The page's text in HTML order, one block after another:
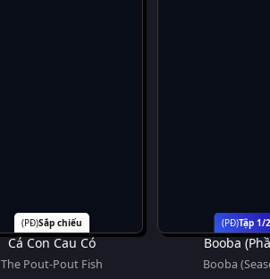
Sắp chiếu
Cá Con Cau Có
The Pout-Pout Fish
Tập 1/
Booba
Booba